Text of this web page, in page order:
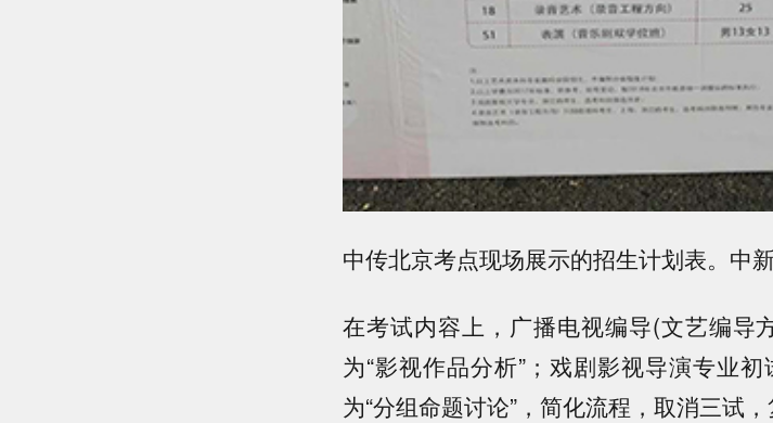
中传北京考点现场展示的招生计划表。中
在考试内容上，广播电视编导(文艺编导
为“影视作品分析”；戏剧影视导演专业
为“分组命题讨论”，简化流程，取消三试